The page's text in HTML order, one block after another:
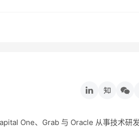
One、Grab 与 Oracle 从事技术研发